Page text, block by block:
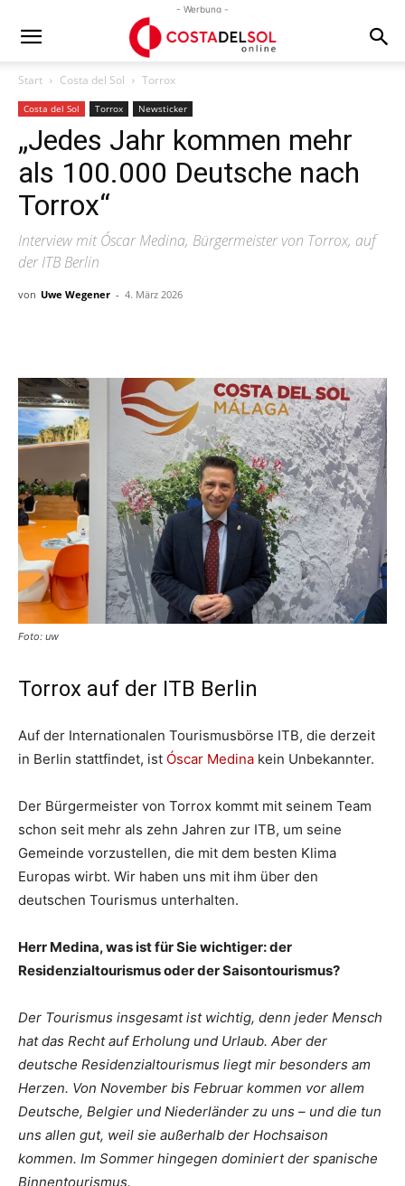
- Werbung -
Start Costa del Sol Torrox
Costa del Sol Torrox Newsticker
„Jedes Jahr kommen mehr
als 100.000 Deutsche nach
Torrox“
Interview mit Óscar Medina, Bürgermeister von Torrox, auf
der ITB Berlin
von Uwe Wegener - 4. März 2026
Foto: uw
Torrox auf der ITB Berlin
Auf der Internationalen Tourismusbörse ITB, die derzeit
in Berlin stattfindet, ist Óscar Medina kein Unbekannter.
Der Bürgermeister von Torrox kommt mit seinem Team
schon seit mehr als zehn Jahren zur ITB, um seine
Gemeinde vorzustellen, die mit dem besten Klima
Europas wirbt. Wir haben uns mit ihm über den
deutschen Tourismus unterhalten.
Herr Medina, was ist für Sie wichtiger: der
Residenzialtourismus oder der Saisontourismus?
Der Tourismus insgesamt ist wichtig, denn jeder Mensch
hat das Recht auf Erholung und Urlaub. Aber der
deutsche Residenzialtourismus liegt mir besonders am
Herzen. Von November bis Februar kommen vor allem
Deutsche, Belgier und Niederländer zu uns – und die tun
uns allen gut, weil sie außerhalb der Hochsaison
kommen. Im Sommer hingegen dominiert der spanische
Binnentourismus.